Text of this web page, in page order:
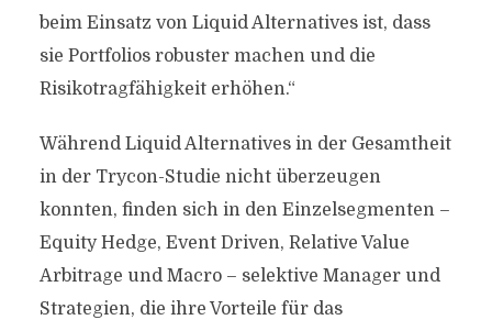
beim Einsatz von Liquid Alternatives ist, dass
sie Portfolios robuster machen und die
Risikotragfähigkeit erhöhen.“
Während Liquid Alternatives in der Gesamtheit
in der Trycon-Studie nicht überzeugen
konnten, finden sich in den Einzelsegmenten –
Equity Hedge, Event Driven, Relative Value
Arbitrage und Macro – selektive Manager und
Strategien, die ihre Vorteile für das